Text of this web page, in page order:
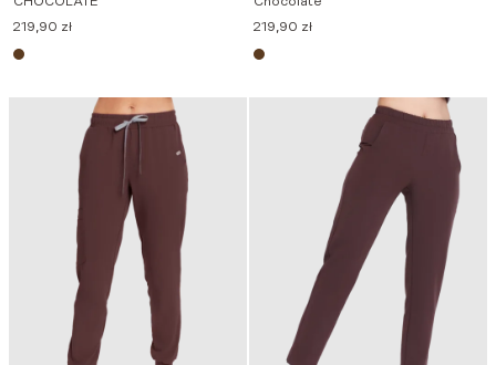
219,90 zł
219,90 zł